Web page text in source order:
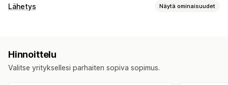
Seuranta
Maailmanlaajuinen seuranta
Multi-carrier API Analytiikka Kuljetuspalvelun piilotus
Lähetys Näytä ominaisuudet
Kuljetuspalvelun valinta
Hinnoittelu
Valitse yrityksellesi parhaiten sopiva sopimus.